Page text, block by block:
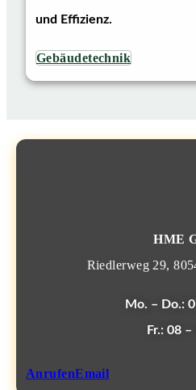
und Effizienz.
Gebäudetechnik
HME
Riedlerweg 29,
Mo. – Do.:
Fr.: 08 –
AnrufenEmail